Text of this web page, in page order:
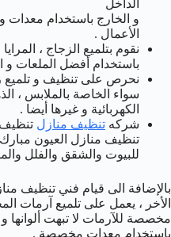
الداخل
و الخارج باستخدام
الأعمال .
نقوم بتلميع الزجاج ،
باستخدام أفضل الملعات
نحرص على تنظيف و تلميع
سواء الخاصة بالملابس ،
الكهربائية و غيرها أيضا .
شركه تنظيف منازل
تنظيف منازل العيون
للبيوت والشقق والفلل
بالإضافة الى قيام فني تنظيف
الأخر ، يعمل على تلميع آرمات
مخصصة للآرمات لا تبهت ألوانها و
باستخدام معدات مخصصة .